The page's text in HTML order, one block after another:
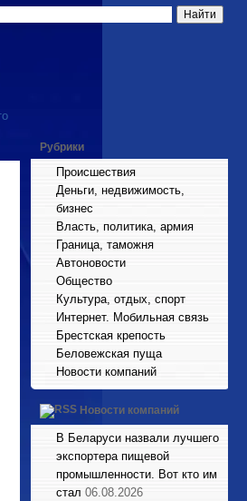
Рубрики
Происшествия
Деньги, недвижимость,
бизнес
Власть, политика, армия
Граница, таможня
Автоновости
Общество
Культура, отдых, спорт
Интернет. Мобильная связь
Брестская крепость
Беловежская пуща
Новости компаний
Новости компаний
В Беларуси назвали лучшего
экспортера пищевой
промышленности. Вот кто им
стал 06.08.2026